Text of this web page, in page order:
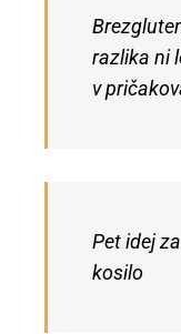
razlika ni
v
Pet idej
kosilo